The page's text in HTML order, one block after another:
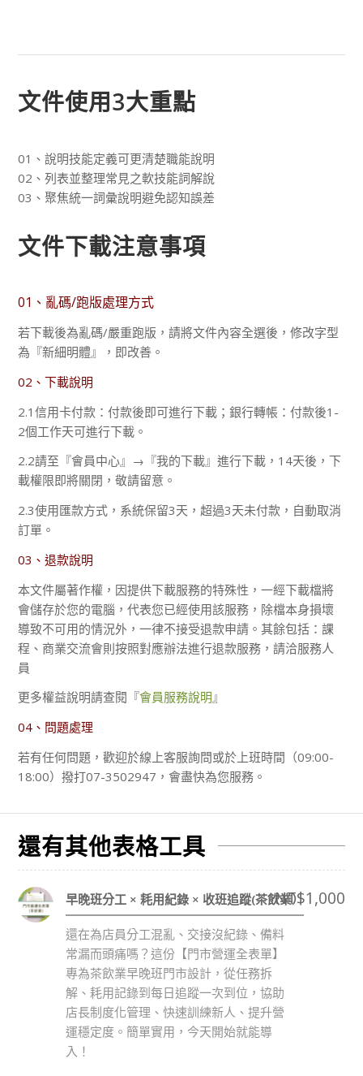
文件使用3大重點
01、說明技能定義可更清楚職能說明
02、列表並整理常見之軟技能詞解說
03、聚焦統一詞彙說明避免認知誤差
文件下載注意事項
01、亂碼/跑版處理方式
若下載後為亂碼/嚴重跑版，請將文件內容全選後，修改字型
為『新細明體』，即改善。
02、下載說明
2.1信用卡付款：付款後即可進行下載；銀行轉帳：付款後1-
2個工作天可進行下載。
2.2請至『會員中心』→『我的下載』進行下載，14天後，下
載權限即將關閉，敬請留意。
2.3使用匯款方式，系統保留3天，超過3天未付款，自動取消
訂單。
03、退款說明
本文件屬著作權，因提供下載服務的特殊性，一經下載檔將
會儲存於您的電腦，代表您已經使用該服務，除檔本身損壞
導致不可用的情況外，一律不接受退款申請。其餘包括：課
程、商業交流會則按照對應辦法進行退款服務，請洽服務人
員
更多權益說明請查閱『會員服務說明』
04、問題處理
若有任何問題，歡迎於線上客服詢問或於上班時間（09:00-
18:00）撥打07-3502947，會盡快為您服務。
還有其他表格工具
早晚班分工 × 耗用紀錄 × 收班追蹤(茶飲業）
NT$1,000
還在為店員分工混亂、交接沒紀錄、備料
常漏而頭痛嗎？這份【門市營運全表單】
專為茶飲業早晚班門市設計，從任務拆
解、耗用記錄到每日追蹤一次到位，協助
店長制度化管理、快速訓練新人、提升營
運穩定度。簡單實用，今天開始就能導
入！